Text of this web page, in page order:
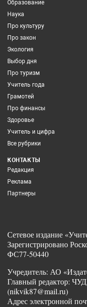
Образование
Наука
Про культуру
Про закон
Экология
Выбор дня
Про туризм
Учитель года
Грамотей
Про финансы
Здоровье
Учитель и цифра
Все рубрики
КОНТАКТЫ
Редакция
Реклама
Партнеры
Сетевое издание
Зарегистрировано
ФС77-50440
Учредитель: АО
Главный редактор:
(nikvik87@mail.ru)
Адрес электронной